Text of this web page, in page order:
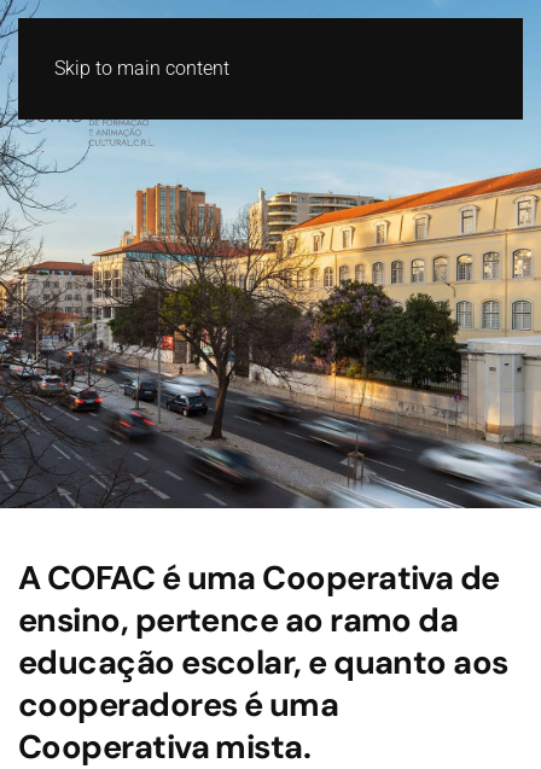
Skip to main content
A COFAC é uma Cooperativa de
ensino, pertence ao ramo da
educação escolar, e quanto aos
cooperadores é uma
Cooperativa mista.